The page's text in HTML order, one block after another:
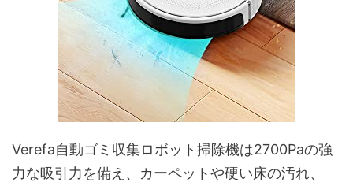
Verefa自動ゴミ収集ロボット掃除機は2700Paの強
力な吸引力を備え、カーペットや硬い床の汚れ、